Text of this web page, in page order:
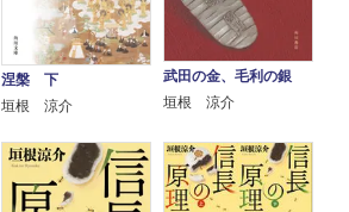
涅槃 下
垣根 涼介
武田の金、毛利の銀
垣根 涼介